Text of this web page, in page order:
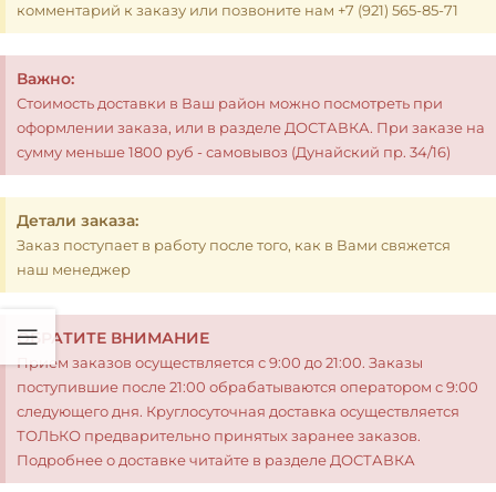
комментарий к заказу или позвоните нам +7 (921) 565-85-71
Важно:
Стоимость доставки в Ваш район можно посмотреть при
оформлении заказа, или в разделе ДОСТАВКА. При заказе на
сумму меньше 1800 руб - самовывоз (Дунайский пр. 34/16)
Детали заказа:
Заказ поступает в работу после того, как в Вами свяжется
наш менеджер
ОБРАТИТЕ ВНИМАНИЕ
Прием заказов осуществляется с 9:00 до 21:00. Заказы
поступившие после 21:00 обрабатываются оператором с 9:00
следующего дня. Круглосуточная доставка осуществляется
ТОЛЬКО предварительно принятых заранее заказов.
Подробнее о доставке читайте в разделе ДОСТАВКА